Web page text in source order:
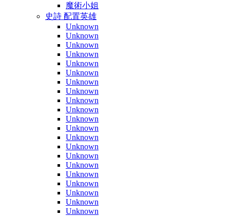
魔術小姐
史詩 配置英雄
Unknown
Unknown
Unknown
Unknown
Unknown
Unknown
Unknown
Unknown
Unknown
Unknown
Unknown
Unknown
Unknown
Unknown
Unknown
Unknown
Unknown
Unknown
Unknown
Unknown
Unknown